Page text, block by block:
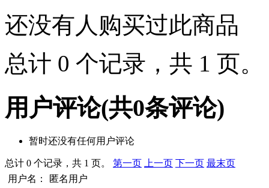
还没有人购买过此商品
总计 0 个记录，共 1 页。
用户评论(共0条评论)
暂时还没有任何用户评论
总计 0 个记录，共 1 页。 第一页 上一页 下一页 最末页
用户名：
匿名用户